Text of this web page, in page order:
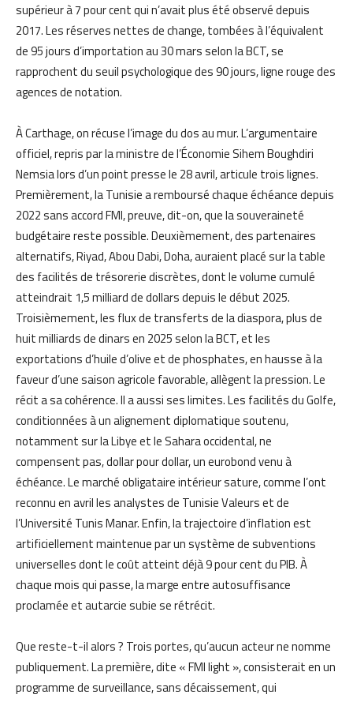
supérieur à 7 pour cent qui n’avait plus été observé depuis
2017. Les réserves nettes de change, tombées à l’équivalent
de 95 jours d’importation au 30 mars selon la BCT, se
rapprochent du seuil psychologique des 90 jours, ligne rouge des
agences de notation.
À Carthage, on récuse l’image du dos au mur. L’argumentaire
officiel, repris par la ministre de l’Économie Sihem Boughdiri
Nemsia lors d’un point presse le 28 avril, articule trois lignes.
Premièrement, la Tunisie a remboursé chaque échéance depuis
2022 sans accord FMI, preuve, dit-on, que la souveraineté
budgétaire reste possible. Deuxièmement, des partenaires
alternatifs, Riyad, Abou Dabi, Doha, auraient placé sur la table
des facilités de trésorerie discrètes, dont le volume cumulé
atteindrait 1,5 milliard de dollars depuis le début 2025.
Troisièmement, les flux de transferts de la diaspora, plus de
huit milliards de dinars en 2025 selon la BCT, et les
exportations d’huile d’olive et de phosphates, en hausse à la
faveur d’une saison agricole favorable, allègent la pression. Le
récit a sa cohérence. Il a aussi ses limites. Les facilités du Golfe,
conditionnées à un alignement diplomatique soutenu,
notamment sur la Libye et le Sahara occidental, ne
compensent pas, dollar pour dollar, un eurobond venu à
échéance. Le marché obligataire intérieur sature, comme l’ont
reconnu en avril les analystes de Tunisie Valeurs et de
l’Université Tunis Manar. Enfin, la trajectoire d’inflation est
artificiellement maintenue par un système de subventions
universelles dont le coût atteint déjà 9 pour cent du PIB. À
chaque mois qui passe, la marge entre autosuffisance
proclamée et autarcie subie se rétrécit.
Que reste-t-il alors ? Trois portes, qu’aucun acteur ne nomme
publiquement. La première, dite « FMI light », consisterait en un
programme de surveillance, sans décaissement, qui